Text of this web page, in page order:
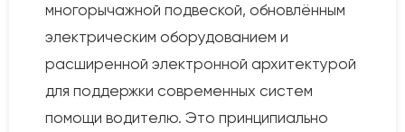
многорычажной подвеской, обновлённым
электрическим оборудованием и
расширенной электронной архитектурой
для поддержки современных систем
помощи водителю. Это принципиально